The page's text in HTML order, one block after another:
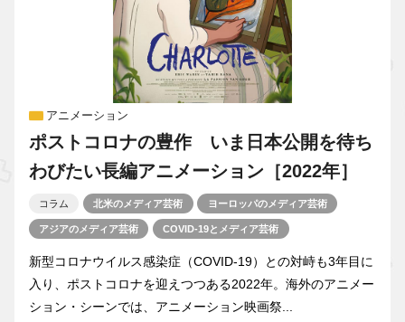
アニメーション
ポストコロナの豊作 いま日本公開を待ち
わびたい長編アニメーション［2022年］
コラム 北米のメディア芸術 ヨーロッパのメディア芸術
アジアのメディア芸術 COVID-19とメディア芸術
新型コロナウイルス感染症（COVID-19）との対峙も3年目に
入り、ポストコロナを迎えつつある2022年。海外のアニメー
ション・シーンでは、アニメーション映画祭...